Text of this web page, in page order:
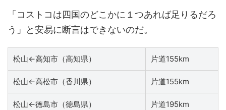
「コストコは四国のどこかに１つあれば足りるだろ
う」と安易に断言はできないのだ。
松山←高知市（高知県） 片道155km
松山←高松市（香川県） 片道155km
松山←徳島市（徳島県） 片道195km